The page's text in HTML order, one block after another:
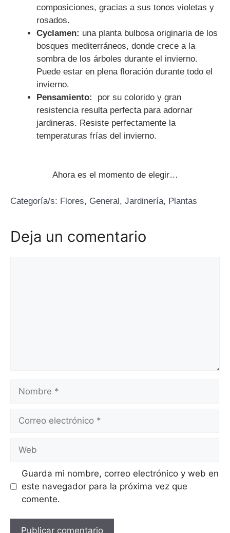
composiciones, gracias a sus tonos violetas y
rosados.
Cyclamen: una planta bulbosa originaria de los
bosques mediterráneos, donde crece a la
sombra de los árboles durante el invierno.
Puede estar en plena floración durante todo el
invierno.
Pensamiento:
por su colorido y gran
resistencia resulta perfecta para adornar
jardineras. Resiste perfectamente la
temperaturas frías del invierno.
Ahora es el momento de elegir…
Categoría/s: Flores, General, Jardinería, Plantas
Deja un comentario
Guarda mi nombre, correo electrónico y web en
este navegador para la próxima vez que
comente.